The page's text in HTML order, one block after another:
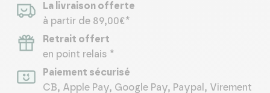
La livraison offerte
à partir de 89,00€*
Retrait offert
en point relais *
Paiement sécurisé
CB, Apple Pay, Google Pay, Paypal, Virement